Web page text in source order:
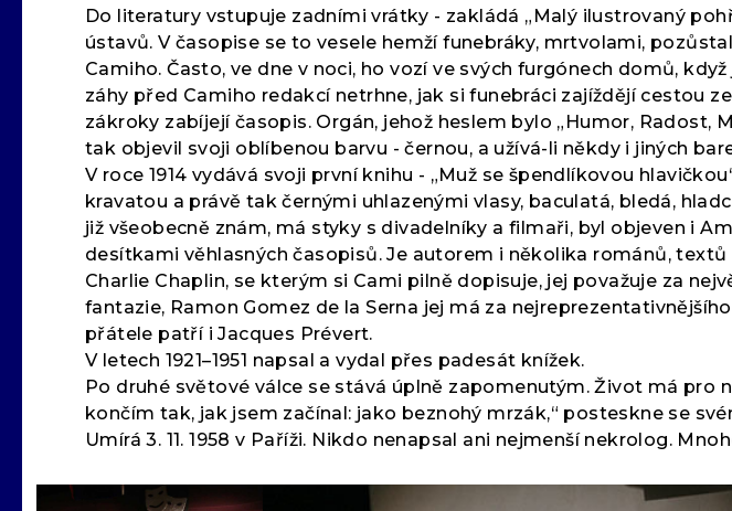
Do literatury vstupuje zadními vrátky - zakládá „Malý ilustrovaný
ústavů. V časopise se to vesele hemží funebráky, mrtvolami,
Camiho. Často, ve dne v noci, ho vozí ve svých furgónech domů,
záhy před Camiho redakcí netrhne, jak si funebráci zajíždějí cestou
zákroky zabíjejí časopis. Orgán, jehož heslem bylo „Humor, Radost,
tak objevil svoji oblíbenou barvu - černou, a užívá-li někdy i jiných
V roce 1914 vydává svoji první knihu - „Muž se špendlíkovou
kravatou a právě tak černými uhlazenými vlasy, baculatá, bledá,
již všeobecně znám, má styky s divadelníky a filmaři, byl objeven i
desítkami věhlasných časopisů. Je autorem i několika románů,
Charlie Chaplin, se kterým si Cami pilně dopisuje, jej považuje za
fantazie, Ramon Gomez de la Serna jej má za
přátele patří i Jacques Prévert.
V letech 1921–1951 napsal a vydal přes padesát knížek.
Po druhé světové válce se stává úplně zapomenutým. Život má pro
končím tak, jak jsem začínal: jako beznohý mrzák,“ posteskne se
Umírá 3. 11. 1958 v Paříži. Nikdo nenapsal ani nejmenší nekrolog.